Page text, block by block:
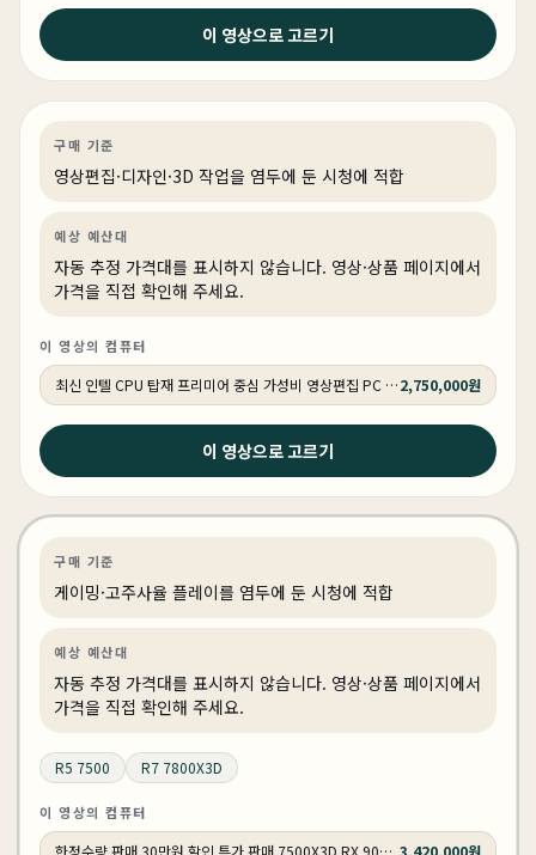
이 영상으로 고르기
영상편집·디자인
2026년 4월 17일
돈 많이 쓰지 마세요 ! 프리미어가 주라면 전문가분들도 딱
이렇게 사면 됩니다.
구매 기준
영상편집·디자인·3D 작업을 염두에 둔 시청에 적합
예상 예산대
자동 추정 가격대를 표시하지 않습니다. 영상·상품 페이지에서
가격을 직접 확인해 주세요.
이 영상의 컴퓨터
최신 인텔 CPU 탑재 프리미어 중심 가성비 영상편집 PC 250K RTX 5060 추천PC VY1132,750,000원
이 영상으로 고르기
2026년 4월 15일
7500X3D 9700X 그런데 7800X3D까지... (가성비 최고
의 QHD 컴퓨터 견적/ 붉은사막 추천)
구매 기준
게이밍·고주사율 플레이를 염두에 둔 시청에 적합
예상 예산대
자동 추정 가격대를 표시하지 않습니다. 영상·상품 페이지에서
가격을 직접 확인해 주세요.
R5 7500 R7 7800X3D
이 영상의 컴퓨터
한정수량 판매 30만원 할인 특가 판매 7500X3D RX 9070 GY502 3,420,000원